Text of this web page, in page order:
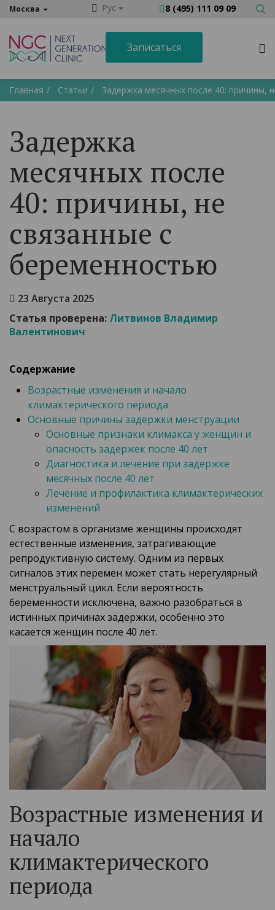
Москва Рус 8 (495) 111 09 09
Записаться
Главная Статьи Задержка месячных после 40: причины,
Задержка
месячных после
40: причины, не
связанные с
беременностью
23 Августа 2025
Статья проверена: Литвинов Владимир
Валентинович
Содержание
Возрастные изменения и начало
климактерического периода
Основные причины задержки менструации
Основные признаки климакса у женщин и
опасность задержек после 40 лет
Диагностика и лечение при задержке
месячных после 40 лет
Лечение и профилактика климактерических
изменений
С возрастом в организме женщины происходят
естественные изменения, затрагивающие
репродуктивную систему. Одним из первых
сигналов этих перемен может стать нерегулярный
менструальный цикл. Если вероятность
беременности исключена, важно разобраться в
истинных причинах задержки, особенно это
касается женщин после 40 лет.
Возрастные изменения и
начало
климактерического
периода